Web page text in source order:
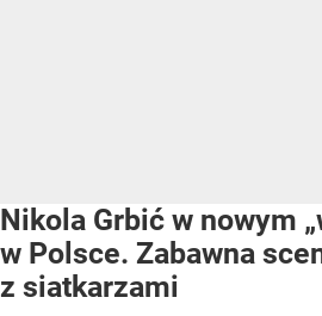
Nikola Grbić w nowym
w Polsce. Zabawna
z siatkarzami